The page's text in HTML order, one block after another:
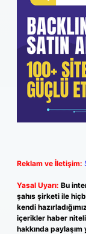
Reklam ve İletişim:
Yasal Uyarı: Bu
şahıs şirketi ile
kendi
içerikler haber
hakkında